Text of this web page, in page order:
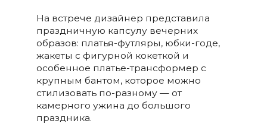
На встрече дизайнер представила
праздничную капсулу вечерних
образов: платья-футляры, юбки-годе,
жакеты с фигурной кокеткой и
особенное платье-трансформер с
крупным бантом, которое можно
стилизовать по-разному — от
камерного ужина до большого
праздника.